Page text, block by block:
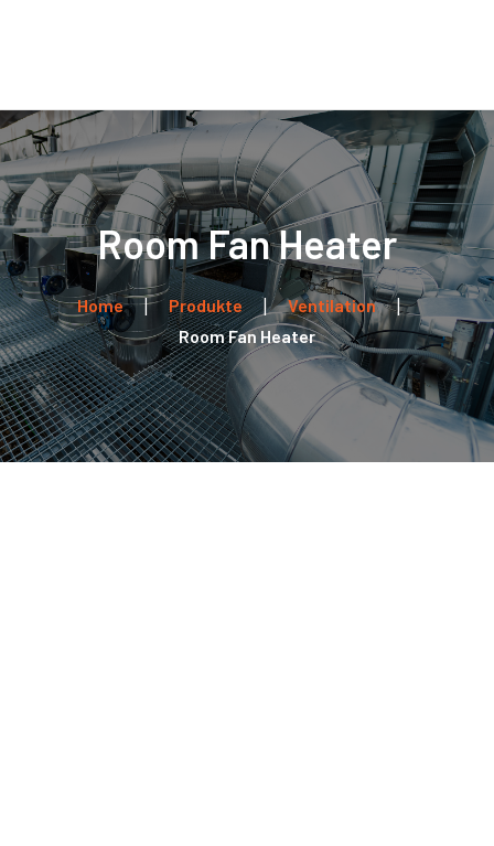
Leistungen
Kontakt
Room Fan Heater
Home Produkte
Ventilation
Room Fan Heater